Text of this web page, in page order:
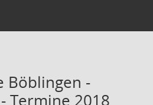
Böblingen -
Termine 2018